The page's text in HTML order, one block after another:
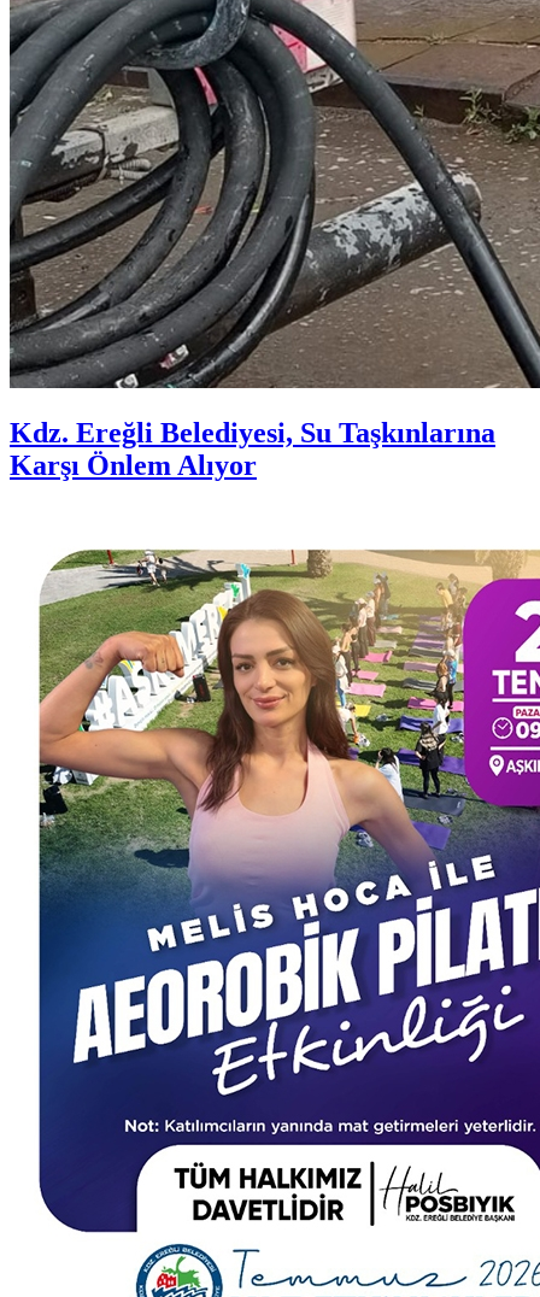
Kdz. Ereğli Belediyesi, Su Taşkınlarına
Karşı Önlem Alıyor